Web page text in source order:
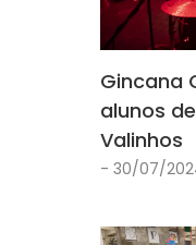
Gincana
alunos
Valinhos
- 30/07/